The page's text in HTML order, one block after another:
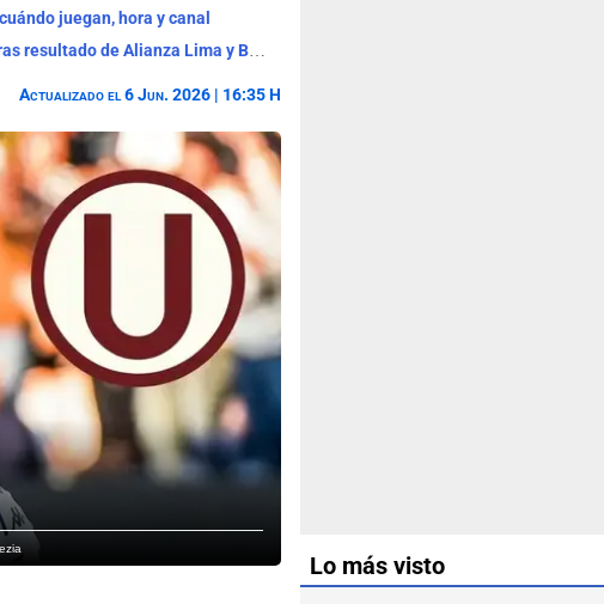
juegan, hora y canal
Tabla de posiciones del Clausura y Acumulado Liga 1 EN VIVO tras resultado de Alianza Lima y Boys
Actualizado el 6 Jun. 2026 | 16:35 H
Lo más visto